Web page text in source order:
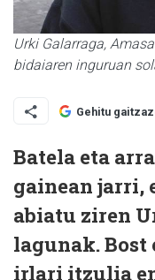
Urki Galarraga,
bidaiaren inguruan
Gehitu
Batela eta
gainean jarri,
abiatu ziren
lagunak.
irlari itzulia